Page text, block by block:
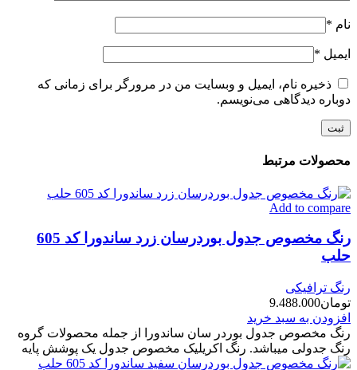
نام *
ایمیل *
ذخیره نام، ایمیل و وبسایت من در مرورگر برای زمانی که
دوباره دیدگاهی می‌نویسم.
محصولات مرتبط
Add to compare
رنگ مخصوص جدول بوردرسان زرد ساندورا کد 605
حلب
رنگ ترافیکی
تومان9.488.000
افزودن به سبد خرید
رنگ مخصوص جدول بوردر سان ساندورا از جمله محصولات گروه
رنگ جدولی میباشد. رنگ اکریلیک مخصوص جدول یک پوشش پایه